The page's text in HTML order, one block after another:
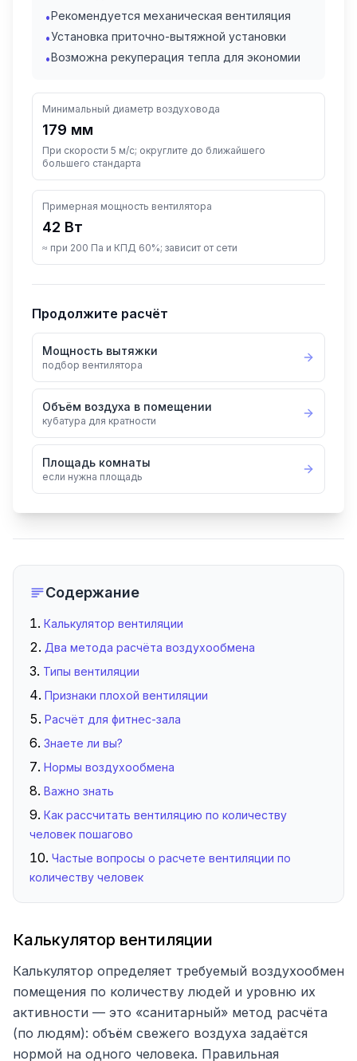
•Рекомендуется механическая вентиляция
•Установка приточно-вытяжной установки
•Возможна рекуперация тепла для экономии
Минимальный диаметр воздуховода
179 мм
При скорости 5 м/с; округлите до ближайшего
большего стандарта
Примерная мощность вентилятора
42 Вт
≈ при 200 Па и КПД 60%; зависит от сети
Продолжите расчёт
Мощность вытяжки
подбор вентилятора
Объём воздуха в помещении
кубатура для кратности
Площадь комнаты
если нужна площадь
Содержание
Калькулятор вентиляции
Два метода расчёта воздухообмена
Типы вентиляции
Признаки плохой вентиляции
Расчёт для фитнес-зала
Знаете ли вы?
Нормы воздухообмена
Важно знать
Как рассчитать вентиляцию по количеству
человек пошагово
Частые вопросы о расчете вентиляции по
количеству человек
Калькулятор вентиляции
Калькулятор определяет требуемый воздухообмен
помещения по количеству людей и уровню их
активности — это «санитарный» метод расчёта
(по людям): объём свежего воздуха задаётся
нормой на одного человека. Правильная